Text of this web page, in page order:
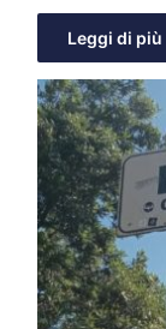
Leggi di più